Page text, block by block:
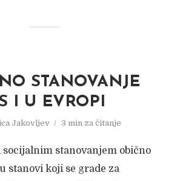
STANOVANJE
I U EVROPI
Jakovljev 3 min za čitanje
socijalnim stanovanjem obično
stanovi koji se grade za